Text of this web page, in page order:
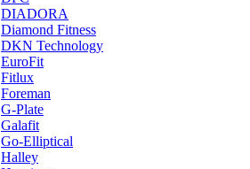
DIADORA
Diamond Fitness
DKN Technology
EuroFit
Fitlux
Foreman
G-Plate
Galafit
Go-Elliptical
Halley